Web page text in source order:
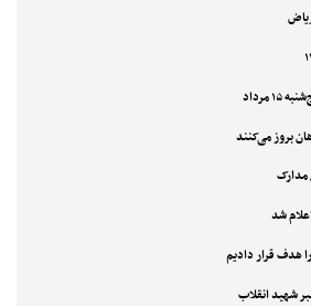
مرداد
بروز می‌کنند
مدارک
شد
هدف قرار دادیم
شهید انقلاب